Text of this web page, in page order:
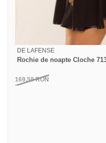
DE LAFENSE
Rochie de noapte Cloche
169,59RON